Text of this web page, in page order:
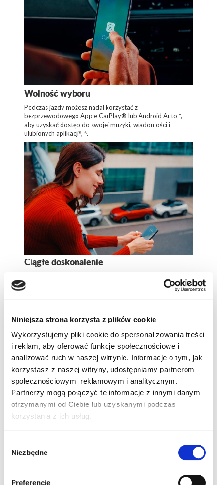
Niniejsza strona korzysta z plików cookie
Wykorzystujemy pliki cookie do spersonalizowania treści
i reklam, aby oferować funkcje społecznościowe i
analizować ruch w naszej witrynie. Informacje o tym, jak
korzystasz z naszej witryny, udostępniamy partnerom
społecznościowym, reklamowym i analitycznym.
Partnerzy mogą połączyć te informacje z innymi danymi
otrzymanymi od Ciebie lub uzyskanymi podczas
korzystania z ich usług.
zgody
Niezbędne
Preferencje
Wolność wyboru
Podczas jazdy możesz nadal korzystać z
bezprzewodowego Apple CarPlay® lub Android Auto™,
aby uzyskać dostęp do swojej muzyki, wiadomości i
ulubionych aplikacji⁵, ⁶.
Ciągłe doskonalenie
regularnym bezprzewodowym aktualizacjom (wymagane
Bądź na bieżąco ze stanem technicznym swojego pojazdu
dzięki aplikacji NissanConnect App i sprawdzaj ciśnienie w